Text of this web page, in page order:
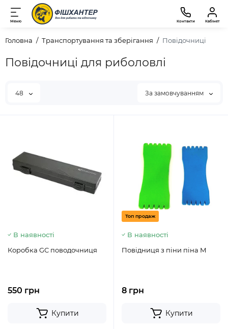
Меню Контакти Кабінет
Головна Транспортування та зберігання Повідочниці
Повідочниці для риболовлі
48 За замовчуванням
В наявності
Коробка GC поводочниця
550 грн
Купити
Топ продаж
В наявності
Повідниця з піни піна М
8 грн
Купити